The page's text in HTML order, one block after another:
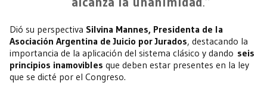
Dió su perspectiva Silvina Mannes, Presidenta de la
Asociación Argentina de Juicio por Jurados, destacando la
importancia de la aplicación del sistema clásico y dando seis
principios inamovibles que deben estar presentes en la ley
que se dicté por el Congreso.